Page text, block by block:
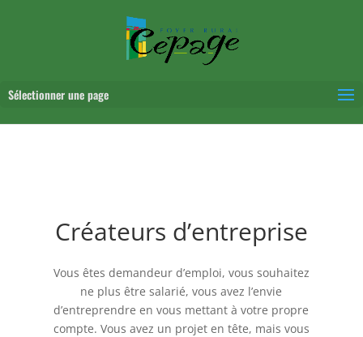
Sélectionner une page
Créateurs d’entreprise
Vous êtes demandeur d’emploi, vous souhaitez
ne plus être salarié, vous avez l’envie
d’entreprendre en vous mettant à votre propre
compte. Vous avez un projet en tête, mais vous